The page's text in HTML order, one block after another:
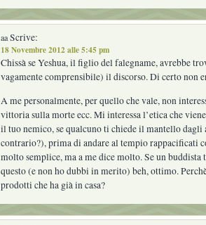
aaScrive:
18 Novembre 2012 alle 5:45 pm
Chissà se Yeshua, il figlio del falegname, avrebbe
vagamente comprensibile) il discorso. Di certo non
A me personalmente, per quello che vale, non
vittoria sulla morte ecc. Mi interessa l’etica che
il tuo nemico, se qualcuno ti chiede il mantello dagli
contrario?), prima di andare al tempio rappacificati
molto semplice, ma a me dice molto. Se un
questo (e non ho dubbi in merito) beh, ottimo.
prodotti che ha già in casa?